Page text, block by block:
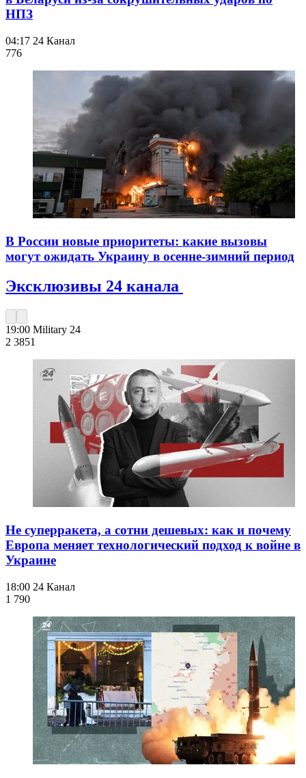
НПЗ
04:17 24 Канал
776
В России новые приоритеты: какие вызовы
могут ожидать Украину в осенне-зимний период
Эксклюзивы 24 канала
19:00 Military 24
2 3851
Не суперракета, а сотни дешевых: как и почему
Европа меняет технологический подход к войне в
Украине
18:00 24 Канал
1 790